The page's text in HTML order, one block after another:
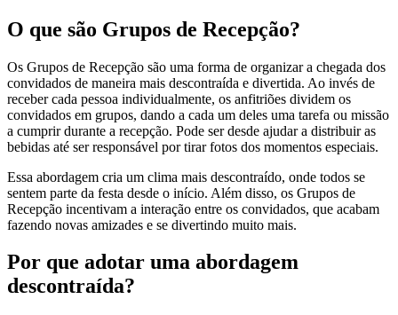
O que são Grupos de Recepção?
Os Grupos de Recepção são uma forma de organizar a chegada dos
convidados de maneira mais descontraída e divertida. Ao invés de
receber cada pessoa individualmente, os anfitriões dividem os
convidados em grupos, dando a cada um deles uma tarefa ou missão
a cumprir durante a recepção. Pode ser desde ajudar a distribuir as
bebidas até ser responsável por tirar fotos dos momentos especiais.
Essa abordagem cria um clima mais descontraído, onde todos se
sentem parte da festa desde o início. Além disso, os Grupos de
Recepção incentivam a interação entre os convidados, que acabam
fazendo novas amizades e se divertindo muito mais.
Por que adotar uma abordagem
descontraída?